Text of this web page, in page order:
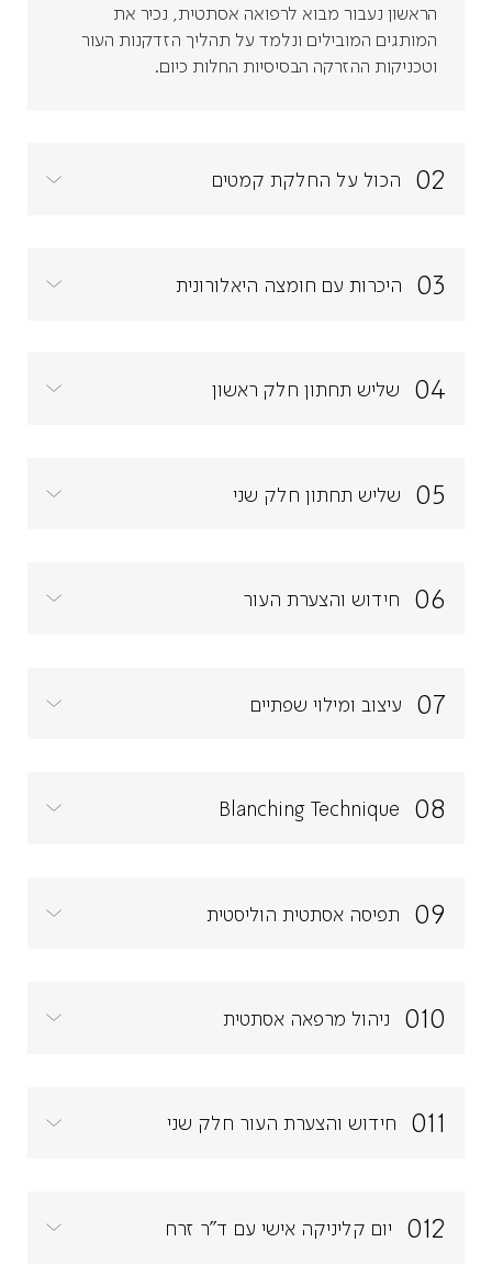
הראשון נעבור מבוא לרפואה אסתטית, נכיר את
המותגים המובילים ונלמד על תהליך הזדקנות העור
וטכניקות ההזרקה הבסיסיות החלות כיום.
02 הכול על החלקת קמטים
03 היכרות עם חומצה היאלורונית
04 שליש תחתון חלק ראשון
05 שליש תחתון חלק שני
06 חידוש והצערת העור
07 עיצוב ומילוי שפתיים
08
Blanching Technique
09 תפיסה אסתטית הוליסטית
010 ניהול מרפאה אסתטית
011 חידוש והצערת העור חלק שני
012 יום קליניקה אישי עם ד"ר זרח